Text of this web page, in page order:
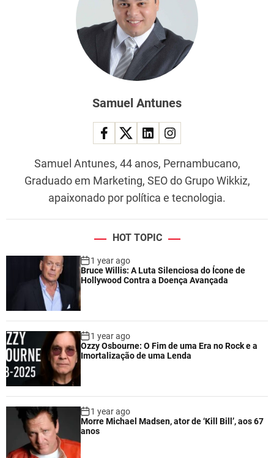
Samuel Antunes
Samuel Antunes, 44 anos, Pernambucano,
Graduado em Marketing, SEO do Grupo Wikkiz,
apaixonado por política e tecnologia.
HOT TOPIC
1 year ago
Bruce Willis: A Luta Silenciosa do Ícone de
Hollywood Contra a Doença Avançada
1 year ago
Ozzy Osbourne: O Fim de uma Era no Rock e a
Imortalização de uma Lenda
1 year ago
Morre Michael Madsen, ator de ‘Kill Bill’, aos 67
anos